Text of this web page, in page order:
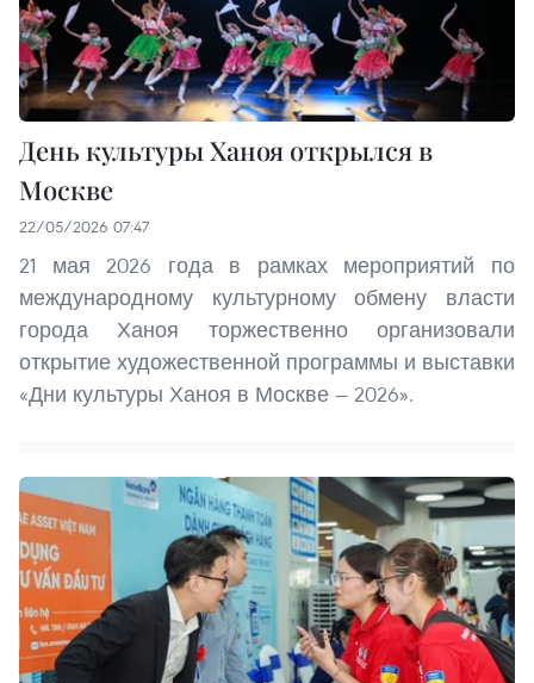
День культуры Ханоя открылся в
Москве
22/05/2026 07:47
21 мая 2026 года в рамках мероприятий по
международному культурному обмену власти
города Ханоя торжественно организовали
открытие художественной программы и выставки
«Дни культуры Ханоя в Москве — 2026».